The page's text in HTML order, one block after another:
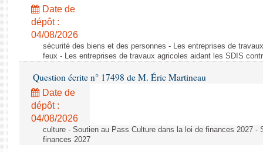
Date de
dépôt :
04/08/2026
sécurité des biens et des personnes - Les entreprises de
feux - Les entreprises de travaux agricoles aidant les SDIS
Question écrite n° 17498 de M. Éric Martineau
Date de
dépôt :
04/08/2026
culture - Soutien au Pass Culture dans la loi de finances 2027 -
finances 2027